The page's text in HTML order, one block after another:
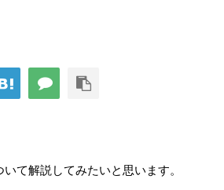
て解説してみたいと思います。